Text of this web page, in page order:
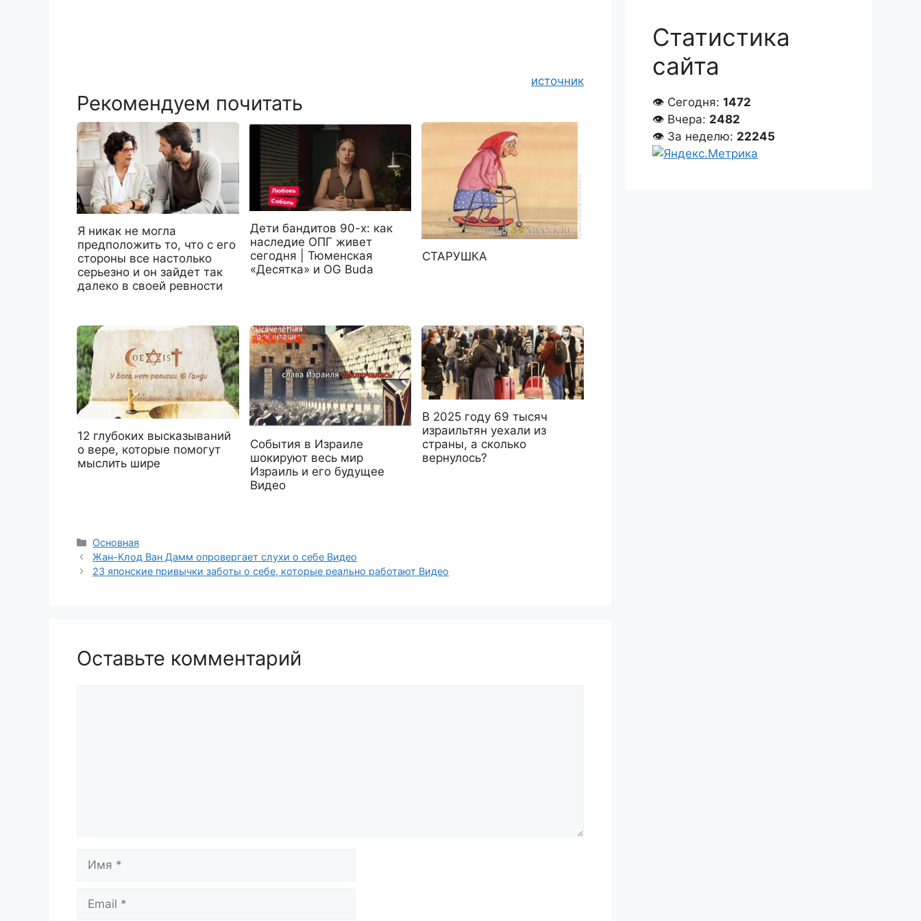
источник
Рекомендуем почитать
Я никак не могла
предположить то, что с его
стороны все настолько
серьезно и он зайдет так
далеко в своей ревности
Дети бандитов 90-х: как
наследие ОПГ живет
сегодня | Тюменская
«Десятка» и OG Buda
СТАРУШКА
12 глубоких высказываний
о вере, которые помогут
мыслить шире
События в Израиле
шокируют весь мир
Израиль и его будущее
Видео
В 2025 году 69 тысяч
израильтян уехали из
страны, а сколько
вернулось?
Рубрики
Основная
Жан-Клод Ван Дамм опровергает слухи о себе Видео
23 японские привычки заботы о себе, которые реально работают Видео
Оставьте комментарий
Статистика
сайта
👁 Сегодня: 1472
👁 Вчера: 2482
👁 За неделю: 22245